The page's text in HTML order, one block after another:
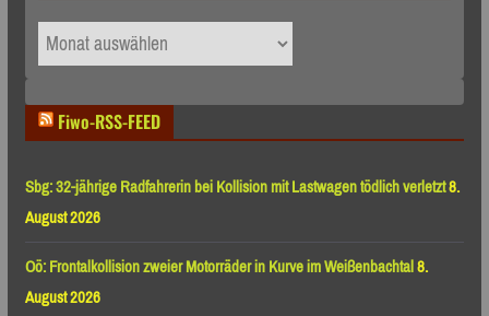
Archiv
nach
Fiwo-RSS-FEED
Sbg: 32-jährige Radfahrerin bei Kollision mit Lastwagen tödlich verletzt8.
August 2026
Oö: Frontalkollision zweier Motorräder in Kurve im Weißenbachtal8.
August 2026